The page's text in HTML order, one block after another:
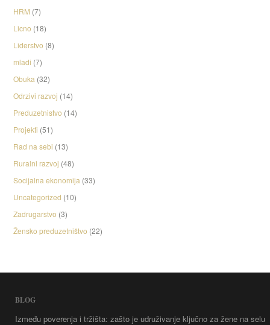
HRM (7)
Licno (18)
Liderstvo (8)
mladi (7)
Obuka (32)
Odrzivi razvoj (14)
Preduzetnistvo (14)
Projekti (51)
Rad na sebi (13)
Ruralni razvoj (48)
Socijalna ekonomija (33)
Uncategorized (10)
Zadrugarstvo (3)
Žensko preduzetništvo (22)
BLOG
Između poverenja i tržišta: zašto je udruživanje ključno za žene na selu